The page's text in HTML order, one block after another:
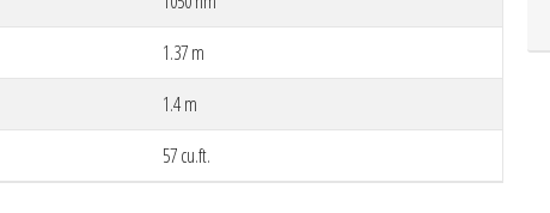
1.37 m
1.4 m
57 cu.ft.